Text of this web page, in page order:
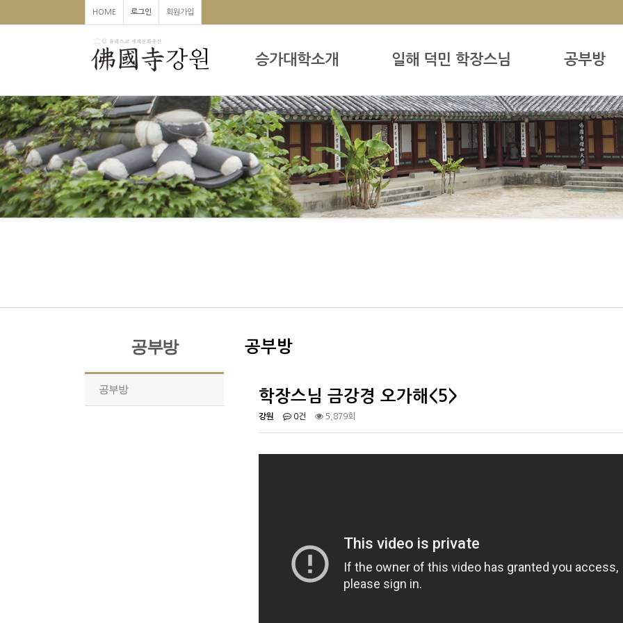
HOME 로그인 회원가입
승가대학소개 일해 덕민 학장스님 공부방
하위분류
공부방
공부방
공부방
학장스님 금강경 오가해<5>
강원 0건 5,879회